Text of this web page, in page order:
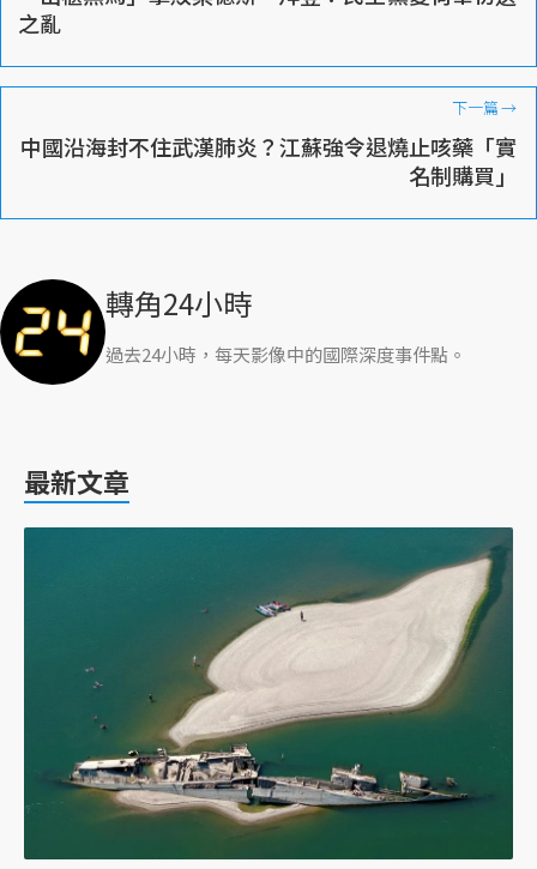
之亂
下一篇→
中國沿海封不住武漢肺炎？江蘇強令退燒止咳藥「實
名制購買」
轉角24小時
過去24小時，每天影像中的國際深度事件點。
最新文章